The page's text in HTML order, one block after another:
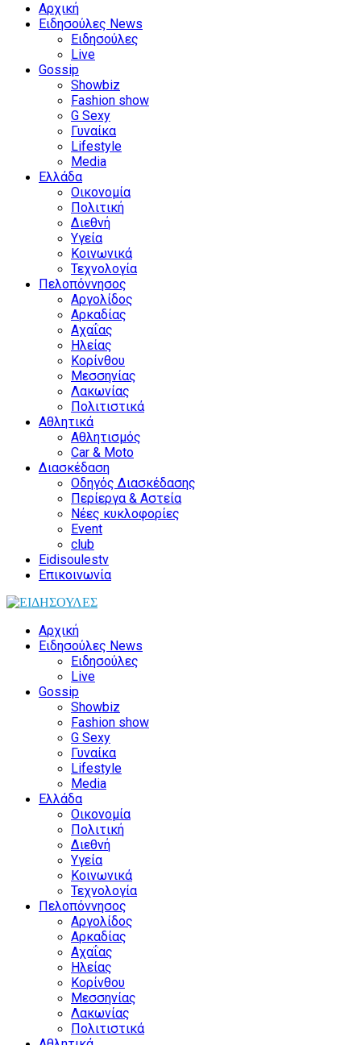
Αρχική
Ειδησούλες News
Ειδησούλες
Live
Gossip
Showbiz
Fashion show
G Sexy
Γυναίκα
Lifestyle
Media
Ελλάδα
Οικονομία
Πολιτική
Διεθνή
Υγεία
Κοινωνικά
Τεχνολογία
Πελοπόννησος
Αργολίδος
Αρκαδίας
Αχαΐας
Ηλείας
Κορίνθου
Μεσσηνίας
Λακωνίας
Πολιτιστικά
Αθλητικά
Αθλητισμός
Car & Moto
Διασκέδαση
Οδηγός Διασκέδασης
Περίεργα & Αστεία
Νέες κυκλοφορίες
Event
club
Eidisoulestv
Επικοινωνία
Αρχική
Ειδησούλες News
Ειδησούλες
Live
Gossip
Showbiz
Fashion show
G Sexy
Γυναίκα
Lifestyle
Media
Ελλάδα
Οικονομία
Πολιτική
Διεθνή
Υγεία
Κοινωνικά
Τεχνολογία
Πελοπόννησος
Αργολίδος
Αρκαδίας
Αχαΐας
Ηλείας
Κορίνθου
Μεσσηνίας
Λακωνίας
Πολιτιστικά